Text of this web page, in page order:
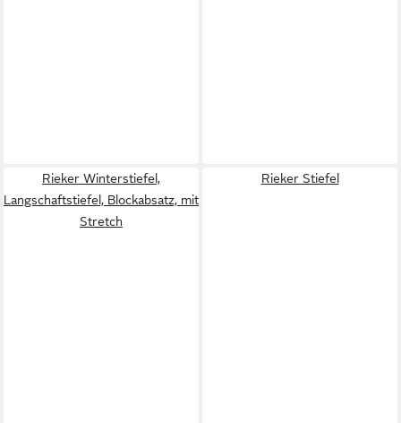
Rieker Winterstiefel,
Langschaftstiefel, Blockabsatz, mit
Stretch
Rieker Stiefel